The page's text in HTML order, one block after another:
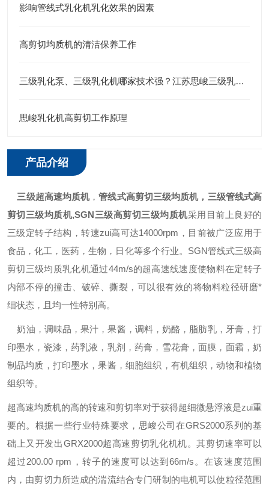
影响管线式乳化机乳化效果的因素
高剪切均质机的清洁保养工作
三级乳化泵、三级乳化机哪家技术强？江苏思峻三级乳化头给出答案
思峻乳化机高剪切工作原理
产品介绍
三级超高速均质机，管线式高剪切三级均质机，三级管线式高
剪切三级均质机,SGN三级高剪切三级均质机采用目前上良好的
三级定转子结构，转速zui高可达14000rpm，目前被广泛应用于
食品，化工，医药，生物，日化等多个行业。SGN管线式三级高
剪切三级均质乳化机通过44m/s的超高速线速度使物料在定转子
内部不停的撞击、破碎、撕裂，可以很有效的将物料粒径研磨*
细状态，且均一性特别高。
奶油，调味品，果汁，果酱，调料，奶酪，脂肪乳，牙膏，打
印墨水，瓷漆，药乳液，乳剂，药膏，雪花膏，面膜，面霜，奶
制品均质，打印墨水，果酱，细胞组织，有机组织，动物和植物
组织等。
超高速均质机的高的转速和剪切率对于获得超细微悬浮液是zui重
要的。根据一些行业特殊要求， 思峻公司在GRS2000系列的基
础上又开发出GRX2000超高速剪切乳化机机。其剪切速率可以
超过200.00 rpm，转子的速度可以达到66m/s。在该速度范围
内，由剪切力所造成的湍流结合专门研制的电机可以使粒径范围